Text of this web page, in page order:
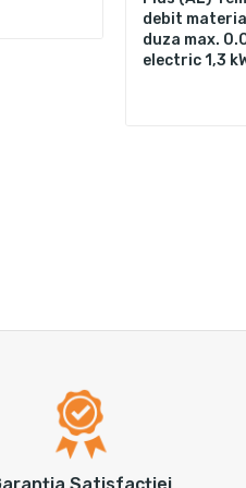
debit
duza max.
electric 1,3